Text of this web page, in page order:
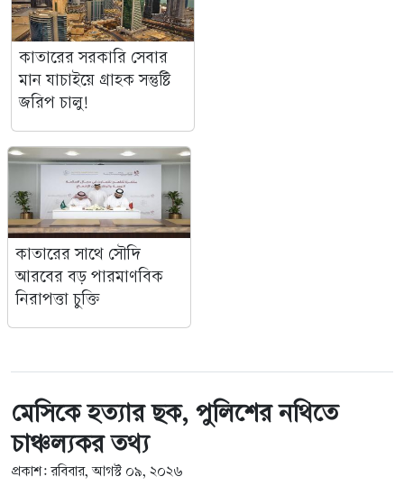
কাতারের সরকারি সেবার
মান যাচাইয়ে গ্রাহক সন্তুষ্টি
জরিপ চালু!
কাতারের সাথে সৌদি
আরবের বড় পারমাণবিক
নিরাপত্তা চুক্তি
মেসিকে হত্যার ছক, পুলিশের নথিতে
চাঞ্চল্যকর তথ্য
প্রকাশ: রবিবার, আগস্ট ০৯, ২০২৬